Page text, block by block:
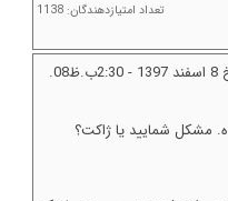
تعداد امتیازدهندگان: 1138
مشکل شمایید یا ژاکت؟